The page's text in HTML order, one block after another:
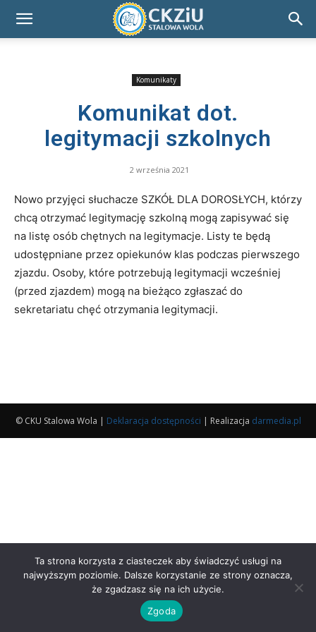
Komunikaty
Komunikat dot.
legitymacji szkolnych
2 września 2021
Nowo przyjęci słuchacze SZKÓŁ DLA DOROSŁYCH, którzy
chcą otrzymać legitymację szkolną mogą zapisywać się
na listę osób chętnych na legitymacje. Listy te będą
udostępniane przez opiekunów klas podczas pierwszego
zjazdu. Osoby, które potrzebują legitymacji wcześniej
(przed zjazdem) mogą na bieżąco zgłaszać do
sekretariatu chęć otrzymania legitymacji.
© CKU Stalowa Wola | Deklaracja dostępności | Realizacja darmedia.pl
Ta strona korzysta z ciasteczek aby świadczyć usługi na
najwyższym poziomie. Dalsze korzystanie ze strony oznacza,
że zgadzasz się na ich użycie.
Zgoda